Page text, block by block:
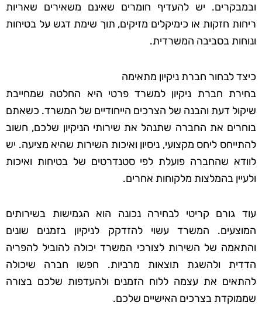
ובמבקרים. יש להעדיף חומרים שאינם משאירים שאריות
ריחות חזקות או כימיקלים מזיקים, תוך שימת דגש על בטיחות
ונוחות בסביבה המשרדית.
כיצד לבחור חברת ניקיון מתאימה
בחירת חברת ניקיון למשרד פרטי היא החלטה שמחייבת
שיקול דעת והבנה של הצרכים הייחודיים של המשרד. כשאתם
בוחרים את החברה שתנהל את שירותי הניקיון שלכם, חשוב
להתייחס ליחס מקצועי, ניסיון ואיכות השירות שהיא מציעה. יש
לוודא שהחברה פועלת לפי סטנדרטים של בטיחות ואיכות
ולעיין בהמלצות מלקוחות אחרים.
עוד גורם קריטי לבחירה נכונה הוא הגמישות בשירותים
המוצעים. המשרד עשוי להזדקק לניקיון בזמנים שונים
והתאמה של השירות לצורכי המשרד יכולה להוביל להפריה
הדדית ולהשגת תוצאות מרביות. חפשו חברה שיכולה
להתאים את עצמה ללוח הזמנים ולהעדפות שלכם בצורה
שממוקדת בצרכים האישיים שלכם.